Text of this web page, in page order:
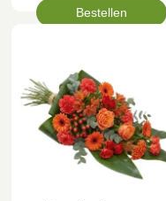
Bestellen